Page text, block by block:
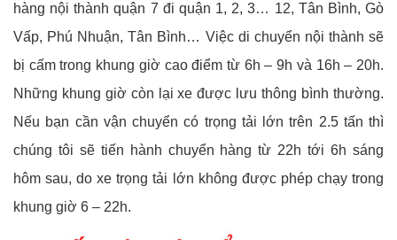
hàng nội thành quận 7 đi quận 1, 2, 3… 12, Tân Bình, Gò
Vấp, Phú Nhuận, Tân Bình… Việc di chuyển nội thành sẽ
bị cấm trong khung giờ cao điểm từ 6h – 9h và 16h – 20h.
Những khung giờ còn lại xe được lưu thông bình thường.
Nếu bạn cần vận chuyển có trọng tải lớn trên 2.5 tấn thì
chúng tôi sẽ tiến hành chuyển hàng từ 22h tới 6h sáng
hôm sau, do xe trọng tải lớn không được phép chạy trong
khung giờ 6 – 22h.